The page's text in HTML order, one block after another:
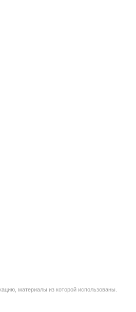
материалы из которой использованы.